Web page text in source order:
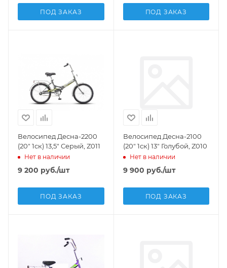
ПОД ЗАКАЗ ПОД ЗАКАЗ
Велосипед Десна-2200
(20" 1ск) 13,5" Серый, Z011
Нет в наличии
9 200 руб./шт
ПОД ЗАКАЗ
Велосипед Десна-2100
(20" 1ск) 13" Голубой, Z010
Нет в наличии
9 900 руб./шт
ПОД ЗАКАЗ